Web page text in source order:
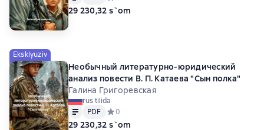
29 230,32 s`om
Eksklyuziv
Необычный литературно-юридический
анализ повести В. П. Катаева "Сын полка"
Галина Григоревская
rus tilida
Matn
PDF
PDF Средний рейтинг 0 на основе 0 оценок
0
29 230,32 s`om